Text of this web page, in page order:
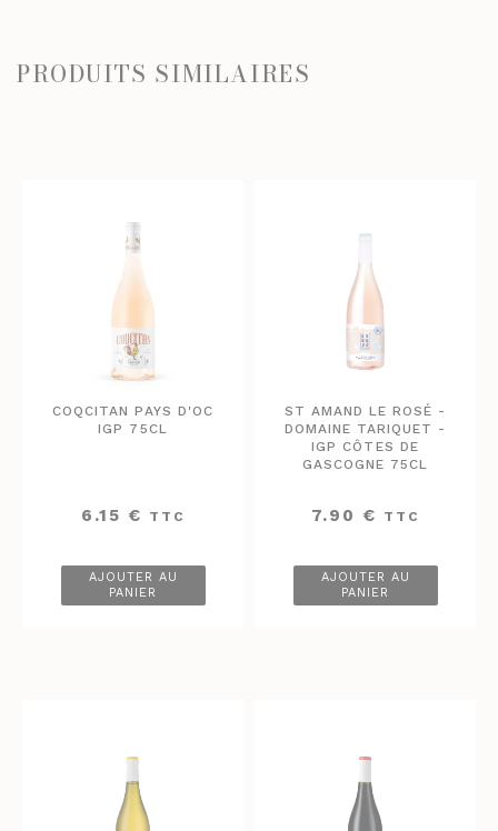
PRODUITS SIMILAIRES
COQCITAN PAYS D'OC
IGP 75CL
6.15 € TTC
AJOUTER AU
PANIER
ST AMAND LE ROSÉ -
DOMAINE TARIQUET -
IGP CÔTES DE
GASCOGNE 75CL
7.90 € TTC
AJOUTER AU
PANIER